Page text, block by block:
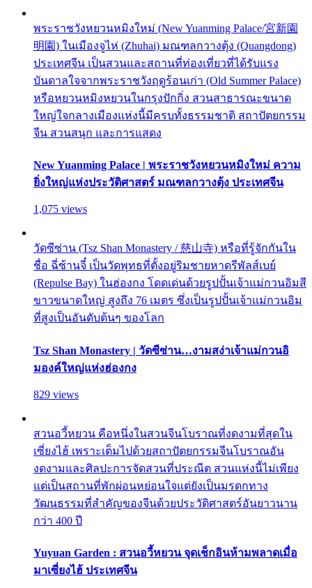
พระราชวังหยวนหมิงใหม่ (New Yuanming Palace/宮新園
明園) ในเมืองจูไห่ (Zhuhai) มณฑลกวางตุ้ง (Quangdong)
ประเทศจีน เป็นสวนและสถานที่ท่องเที่ยวที่ได้รับแรง
บันดาลใจจากพระราชวังฤดูร้อนเก่า (Old Summer Palace)
หรือหยวนหมิงหยวนในกรุงปักกิ่ง สวนสาธารณะขนาด
ใหญ่ใจกลางเมืองแห่งนี้มีครบทั้งธรรมชาติ สถาปัตยกรรม
จีน สวนสนุก และการแสดง
New Yuanming Palace | พระราชวังหยวนหมิงใหม่ ความ
ยิ่งใหญ่แห่งประวัติศาสตร์ มณฑลกวางตุ้ง ประเทศจีน
1,075 views
วัดซีซ่าน (Tsz Shan Monastery / 慈山寺) หรือที่รู้จักกันใน
ชื่อ ฉี่ซ้านจี๋ เป็นวัดพุทธที่ตั้งอยู่ริมชายหาดรีพัลส์เบย์
(Repulse Bay) ในฮ่องกง โดดเด่นด้วยรูปปั้นเจ้าแม่กวนอิมสี
ขาวขนาดใหญ่ สูงถึง 76 เมตร ซึ่งเป็นรูปปั้นเจ้าแม่กวนอิม
ที่สูงเป็นอันดับต้นๆ ของโลก
Tsz Shan Monastery | วัดซีซ่าน…งามสง่าเจ้าแม่กวนอิ
มองค์ใหญ่แห่งฮ่องกง
829 views
สวนอวี้หยวน คือหนึ่งในสวนจีนโบราณที่งดงามที่สุดใน
เซี่ยงไฮ้ เพราะเต็มไปด้วยสถาปัตยกรรมจีนโบราณอัน
งดงามและศิลปะการจัดสวนที่ประณีต สวนแห่งนี้ไม่เพียง
แต่เป็นสถานที่พักผ่อนหย่อนใจแต่ยังเป็นมรดกทาง
วัฒนธรรมที่สำคัญของจีนด้วยประวัติศาสตร์อันยาวนาน
กว่า 400 ปี
Yuyuan Garden : สวนอวี้หยวน จุดเช็กอินห้ามพลาดเมื่อ
มาเซี่ยงไฮ้ ประเทศจีน